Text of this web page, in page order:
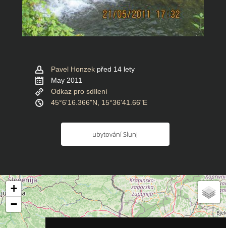
Pavel Honzek před 14 lety
May 2011
Odkaz pro sdílení
45°6'16.366"N, 15°36'41.66"E
ubytování Slunj
+
−